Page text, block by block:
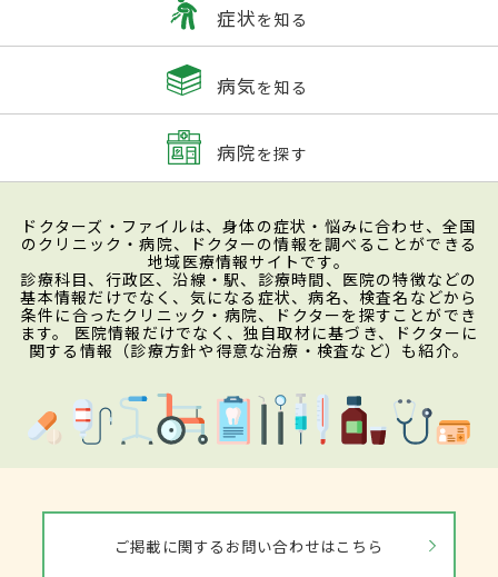
症状を知る
病気を知る
病院を探す
ドクターズ・ファイルは、身体の症状・悩みに合わせ、全国
のクリニック・病院、ドクターの情報を調べることができる
地域医療情報サイトです。
診療科目、行政区、沿線・駅、診療時間、医院の特徴などの
基本情報だけでなく、気になる症状、病名、検査名などから
条件に合ったクリニック・病院、ドクターを探すことができ
ます。 医院情報だけでなく、独自取材に基づき、ドクターに
関する情報（診療方針や得意な治療・検査など）も紹介。
ご掲載に関するお問い合わせはこちら